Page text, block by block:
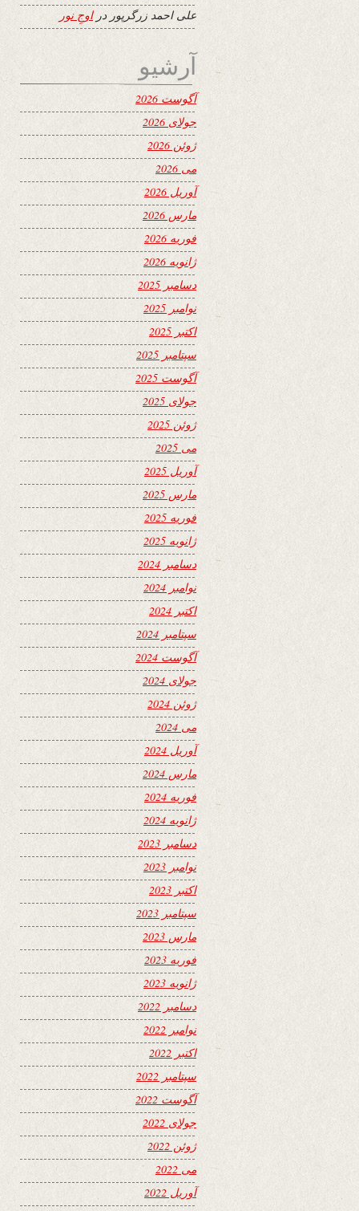
علی احمد زرگرپور دراوجِ نور
آرشیو
آگوست 2026
جولای 2026
ژوئن 2026
می 2026
آوریل 2026
مارس 2026
فوریه 2026
ژانویه 2026
دسامبر 2025
نوامبر 2025
اکتبر 2025
سپتامبر 2025
آگوست 2025
جولای 2025
ژوئن 2025
می 2025
آوریل 2025
مارس 2025
فوریه 2025
ژانویه 2025
دسامبر 2024
نوامبر 2024
اکتبر 2024
سپتامبر 2024
آگوست 2024
جولای 2024
ژوئن 2024
می 2024
آوریل 2024
مارس 2024
فوریه 2024
ژانویه 2024
دسامبر 2023
نوامبر 2023
اکتبر 2023
سپتامبر 2023
مارس 2023
فوریه 2023
ژانویه 2023
دسامبر 2022
نوامبر 2022
اکتبر 2022
سپتامبر 2022
آگوست 2022
جولای 2022
ژوئن 2022
می 2022
آوریل 2022